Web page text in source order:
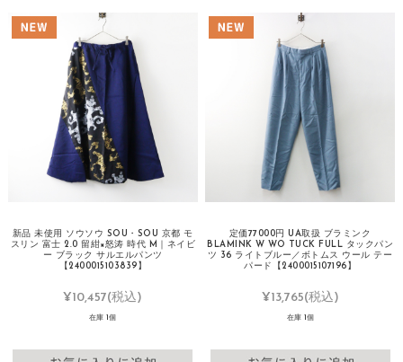
新品 未使用 ソウソウ SOU・SOU 京都 モ
スリン 富士 2.0 留紺×怒涛 時代 M｜ネイビ
ー ブラック サルエルパンツ
【2400015103839】
¥10,457(税込)
在庫 1個
定価77000円 UA取扱 ブラミンク
BLAMINK W WO TUCK FULL タックパン
ツ 36 ライトブルー／ボトムス ウール テー
パード【2400015107196】
¥13,765(税込)
在庫 1個